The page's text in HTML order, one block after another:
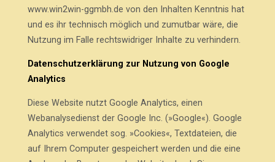
www.win2win-ggmbh.de von den Inhalten Kenntnis hat
und es ihr technisch möglich und zumutbar wäre, die
Nutzung im Falle rechtswidriger Inhalte zu verhindern.
Datenschutzerklärung zur Nutzung von Google
Analytics
Diese Website nutzt Google Analytics, einen
Webanalysedienst der Google Inc. (»Google«). Google
Analytics verwendet sog. »Cookies«, Textdateien, die
auf Ihrem Computer gespeichert werden und die eine